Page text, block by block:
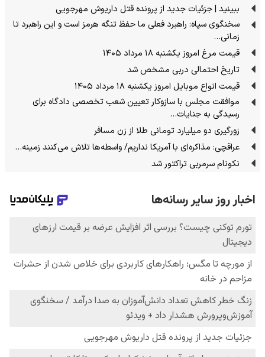
ببینید | جزئیات جدید از پرونده قتل داریوش مهرجویی
سخنگوی سپاه: راهبرد فعلی ما حفظ تنگه هرمز است و این راهبرد تا
زمانی…
قیمت مرغ امروز یکشنبه ۱۸ مرداد ۱۴۰۵
تاریخ احتمالی دربی مشخص شد
قیمت انواع موبایل امروز یکشنبه ۱۸ مرداد ۱۴۰۵
موافقت مجلس با سازوکار تعیین شعب تخصصی دادگاه برای
رسیدگی به جنایات…
زورگیری دو میلیارد تومانی طلا از زن مسافر
عراقچی: مذاکره‌ای با آمریکا نداریم/ واسطه‌ها تلاش می‌کنند زمینه‌…
نکونام سرمربی تراکتور شد